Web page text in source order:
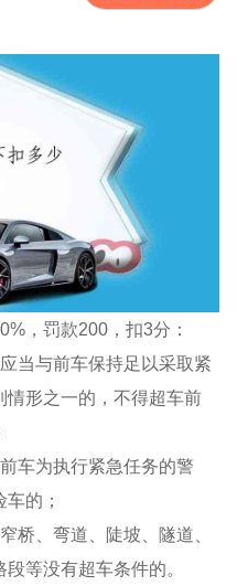
，罚款200，扣3分：
当与前车保持足以采取紧
情形之一的，不得超车前
车为执行紧急任务的警
的；
桥、弯道、陡坡、隧道、
等没有超车条件的。